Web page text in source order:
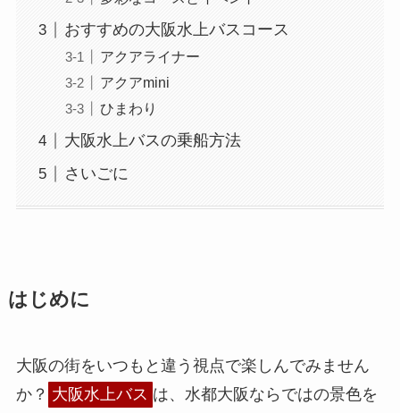
おすすめの大阪水上バスコース
アクアライナー
アクアmini
ひまわり
大阪水上バスの乗船方法
さいごに
はじめに
大阪の街をいつもと違う視点で楽しんでみません
か？ 大阪水上バス は、水都大阪ならではの景色を